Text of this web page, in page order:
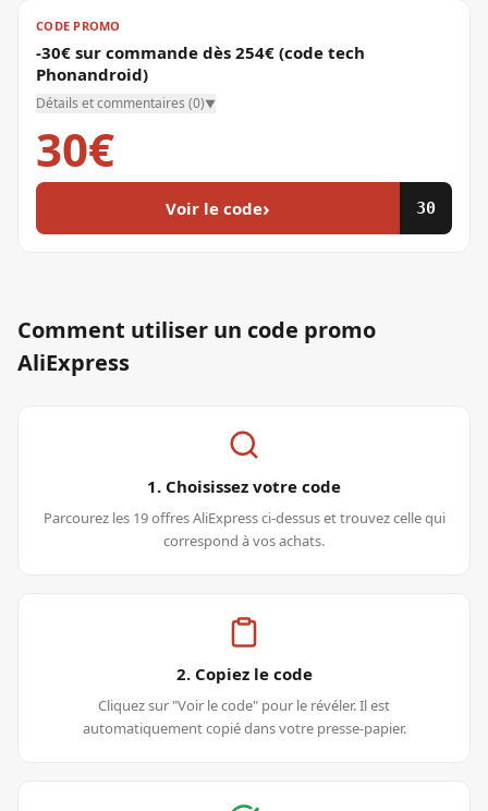
30€
CODE PROMO
-30€ sur commande dès 254€ (code tech
Phonandroid)
Détails et commentaires (0)▼
Voir le code› 30
Comment utiliser un code promo
AliExpress
1. Choisissez votre code
Parcourez les 19 offres AliExpress ci-dessus et trouvez celle qui
correspond à vos achats.
2. Copiez le code
Cliquez sur "Voir le code" pour le révéler. Il est
automatiquement copié dans votre presse-papier.